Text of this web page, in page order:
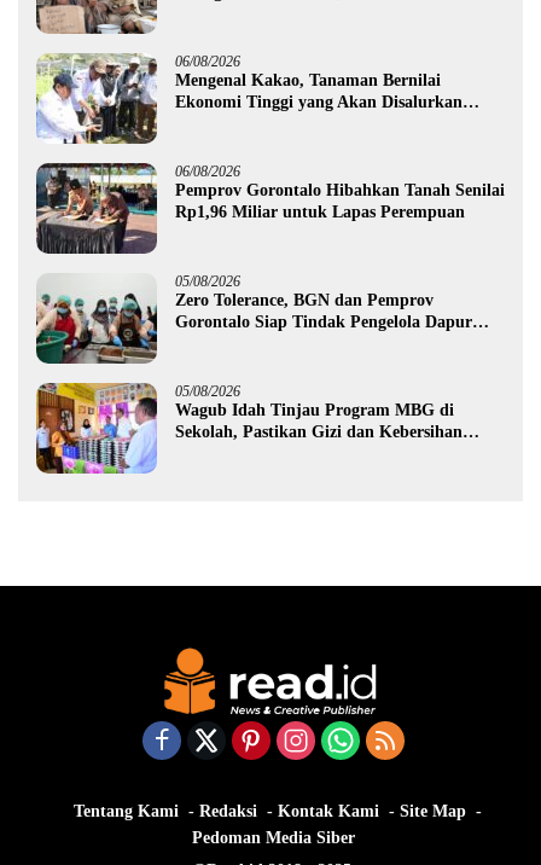
06/08/2026
Mengenal Kakao, Tanaman Bernilai
Ekonomi Tinggi yang Akan Disalurkan
06/08/2026
Pemprov Gorontalo Hibahkan Tanah Senilai
Rp1,96 Miliar untuk Lapas Perempuan
05/08/2026
Zero Tolerance, BGN dan Pemprov
Gorontalo Siap Tindak Pengelola Dapur
05/08/2026
Wagub Idah Tinjau Program MBG di
Sekolah, Pastikan Gizi dan Kebersihan
Tentang Kami Redaksi Kontak Kami
Site Map
Pedoman Media Siber